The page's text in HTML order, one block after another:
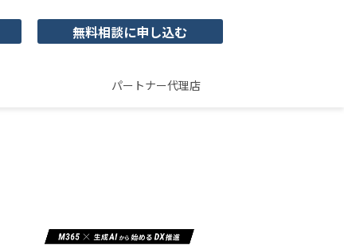
無料相談に申し込む
パートナー代理店